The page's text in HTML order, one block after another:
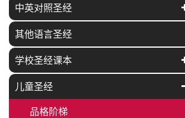
中英对照圣经
其他语言圣经
学校圣经课本
儿童圣经
品格阶梯